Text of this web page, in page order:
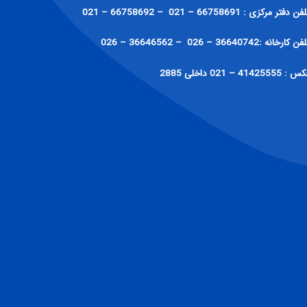
دفتر مرکزی : 66758691 – 021 – 66758692 – 021
کارخانه :36640742 – 026 – 36646562 – 026
– 021 داخلی 2885